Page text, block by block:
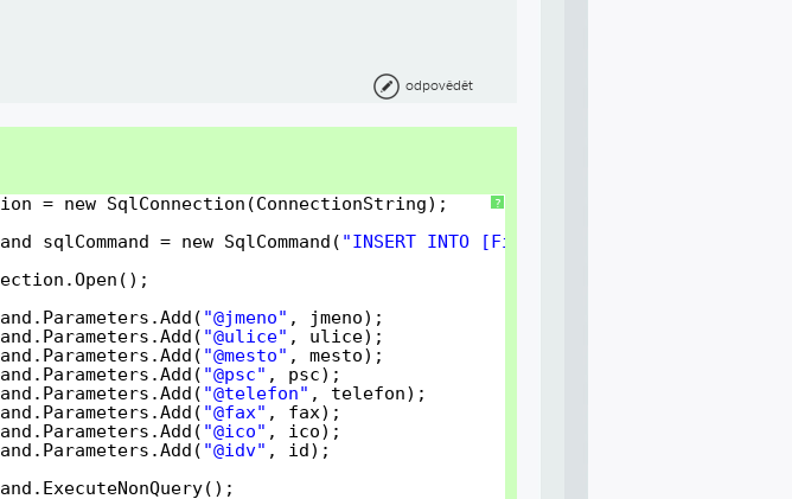
odpovědět
?
= new SqlConnection(ConnectionString);
sqlCommand = new SqlCommand( "INSERT INTO [Firma]
"@jmeno" , jmeno);
"@ulice" , ulice);
"@mesto" , mesto);
"@psc" , psc);
"@telefon" , telefon);
"@fax" , fax);
"@ico" , ico);
"@idv" , id);